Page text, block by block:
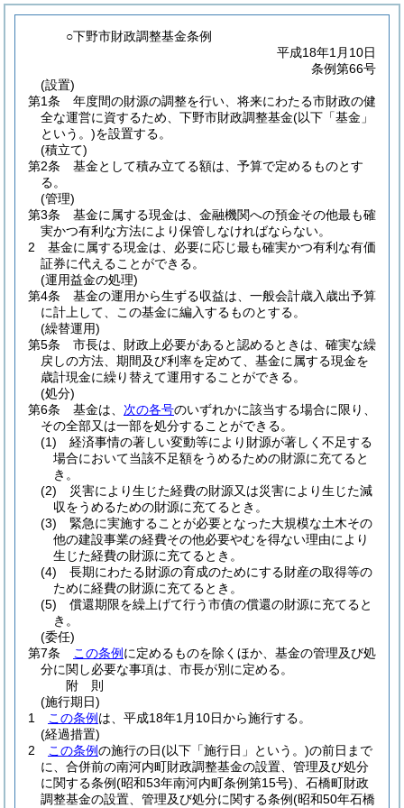
○下野市財政調整基金条例
平成18年1月10日
条例第66号
(設置)
第1条
年度間の財源の調整を行い、将来にわたる市財政の健
全な運営に資するため、下野市財政調整基金(以下「基金」
という。)を設置する。
(積立て)
第2条
基金として積み立てる額は、予算で定めるものとす
る。
(管理)
第3条
基金に属する現金は、金融機関への預金その他最も確
実かつ有利な方法により保管しなければならない。
2
基金に属する現金は、必要に応じ最も確実かつ有利な有価
証券に代えることができる。
(運用益金の処理)
第4条
基金の運用から生ずる収益は、一般会計歳入歳出予算
に計上して、この基金に編入するものとする。
(繰替運用)
第5条
市長は、財政上必要があると認めるときは、確実な繰
戻しの方法、期間及び利率を定めて、基金に属する現金を
歳計現金に繰り替えて運用することができる。
(処分)
第6条
基金は、 次の各号のいずれかに該当する場合に限り、
その全部又は一部を処分することができる。
(1)
経済事情の著しい変動等により財源が著しく不足する
場合において当該不足額をうめるための財源に充てると
き。
(2)
災害により生じた経費の財源又は災害により生じた減
収をうめるための財源に充てるとき。
(3)
緊急に実施することが必要となった大規模な土木その
他の建設事業の経費その他必要やむを得ない理由により
生じた経費の財源に充てるとき。
(4)
長期にわたる財源の育成のためにする財産の取得等の
ために経費の財源に充てるとき。
(5)
償還期限を繰上げて行う市債の償還の財源に充てると
き。
(委任)
第7条
この条例 に定めるものを除くほか、基金の管理及び処
分に関し必要な事項は、市長が別に定める。
附 則
(施行期日)
1
この条例 は、平成18年1月10日から施行する。
(経過措置)
2
この条例の施行の日(以下「施行日」という。)の前日まで
に、合併前の南河内町財政調整基金の設置、管理及び処分
に関する条例(昭和53年南河内町条例第15号) 、石橋町財政
調整基金の設置、管理及び処分に関する条例(昭和50年石橋